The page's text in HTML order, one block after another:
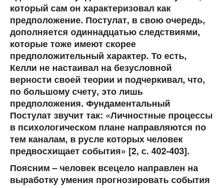
который сам он характеризовал как
предположение. Постулат, в свою очередь,
дополняется одиннадцатью следствиями,
которые тоже имеют скорее
предположительный характер. То есть,
Келли не настаивал на безусловной
верности своей теории и подчеркивал, что,
по большому счету, это лишь
предположения. Фундаментальный
Постулат звучит так: «Личностные процессы
в психологическом плане направляются по
тем каналам, в русле которых человек
предвосхищает события» [2, с. 402-403].
Поясним – человек всецело направлен на
выработку умения прогнозировать события